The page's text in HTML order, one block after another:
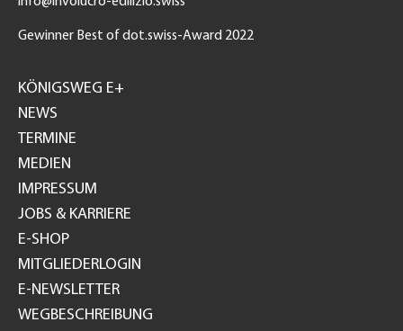
Gewinner Best of dot.swiss-Award 2022
GH
KÖNIGSWEG E+
NEWS
TERMINE
MEDIEN
IMPRESSUM
JOBS & KARRIERE
E-SHOP
MITGLIEDERLOGIN
E-NEWSLETTER
WEGBESCHREIBUNG